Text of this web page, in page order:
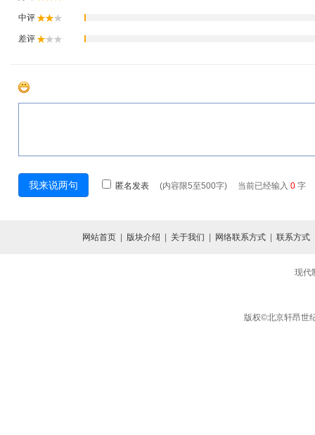
网站首页| 版块介绍 关于我们 网络联系方式| 联系方式
现代
版权©北京轩昂世